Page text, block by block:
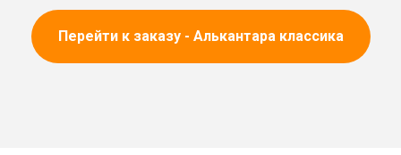
Перейти к заказу - Алькантара классика